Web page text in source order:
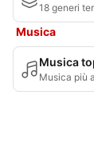
18 generi
Musica
Musica
Musica più